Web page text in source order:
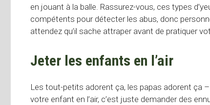
en jouant à la balle. Rassurez-vous, ces types
compétents pour détecter les abus, donc
attendez qu’il sache attraper avant de pratiquer
Jeter les enfants en l’air
Les tout-petits adorent ça, les papas adorent ça
votre enfant en l’air, c’est juste demander des